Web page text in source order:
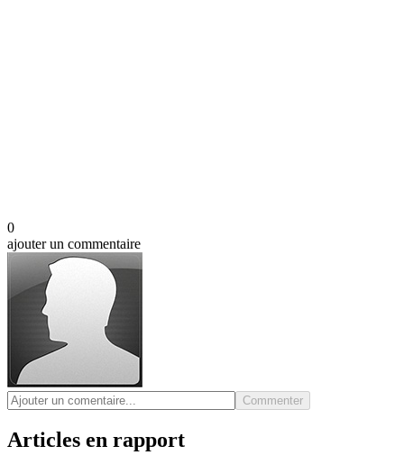
0
ajouter un commentaire
Commenter
Articles en rapport